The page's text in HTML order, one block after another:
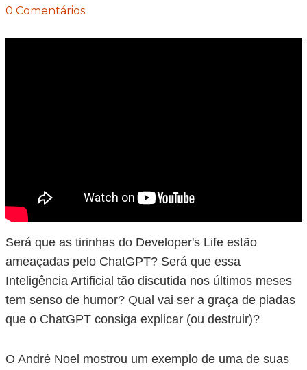
0 Comentários
Será que as tirinhas do Developer's Life estão
ameaçadas pelo ChatGPT? Será que essa
Inteligência Artificial tão discutida nos últimos meses
tem senso de humor? Qual vai ser a graça de piadas
que o ChatGPT consiga explicar (ou destruir)?
O André Noel mostrou um exemplo de uma de suas